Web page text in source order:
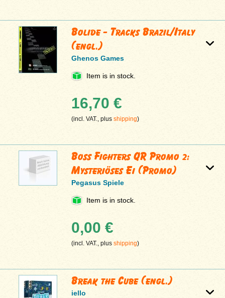
Bolide - Tracks Brazil/Italy
(engl.)
Ghenos Games
Item is in stock.
16,70 €
(incl. VAT., plusshipping)
Boss Fighters QR Promo 2:
Mysteriöses Ei (Promo)
Pegasus Spiele
Item is in stock.
0,00 €
(incl. VAT., plusshipping)
Break the Cube (engl.)
iello